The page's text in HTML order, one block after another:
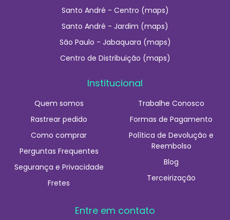
Santo André - Centro (maps)
Santo André - Jardim (maps)
São Paulo - Jabaquara (maps)
Centro de Distribuição (maps)
Institucional
Quem somos
Rastrear pedido
Como comprar
Perguntas Frequentes
Segurança e Privacidade
Fretes
Trabalhe Conosco
Formas de Pagamento
Política de Devolução e
Reembolso
Blog
Terceirização
Entre em contato